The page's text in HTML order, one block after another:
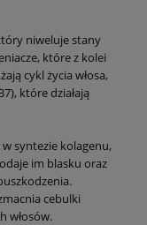
niweluje stany
które z kolei
cykl życia włosa,
które działają
syntezie kolagenu,
im blasku oraz
cebulki
włosów.